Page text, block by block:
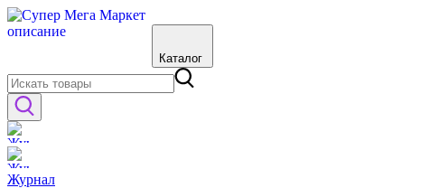
Каталог
Журнал